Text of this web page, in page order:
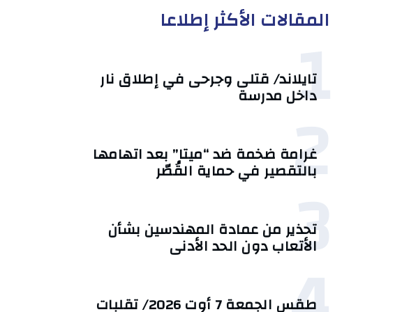
المقالات الأكثر إطلاعا
1
تايلاند/ قتلى وجرحى في إطلاق نار
داخل مدرسة
2
غرامة ضخمة ضد “ميتا” بعد اتهامها
بالتقصير في حماية القُصّر
3
تحذير من عمادة المهندسين بشأن
الأتعاب دون الحد الأدنى
طقس الجمعة 7 أوت 2026/ تقلبات